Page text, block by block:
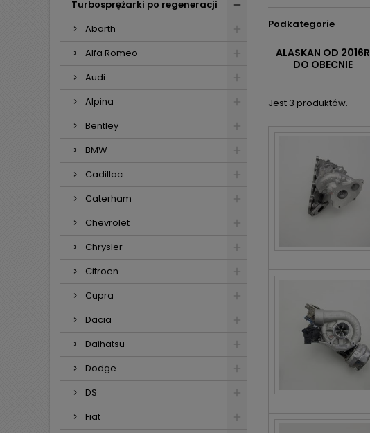
Turbosprężarki po regeneracji
Abarth
Alfa Romeo
Audi
Alpina
Bentley
BMW
Cadillac
Caterham
Chevrolet
Chrysler
Citroen
Cupra
Dacia
Daihatsu
Dodge
DS
Fiat
Podkategorie
ALASKAN OD 2016R
DO OBECNIE
Jest 3 produktów.